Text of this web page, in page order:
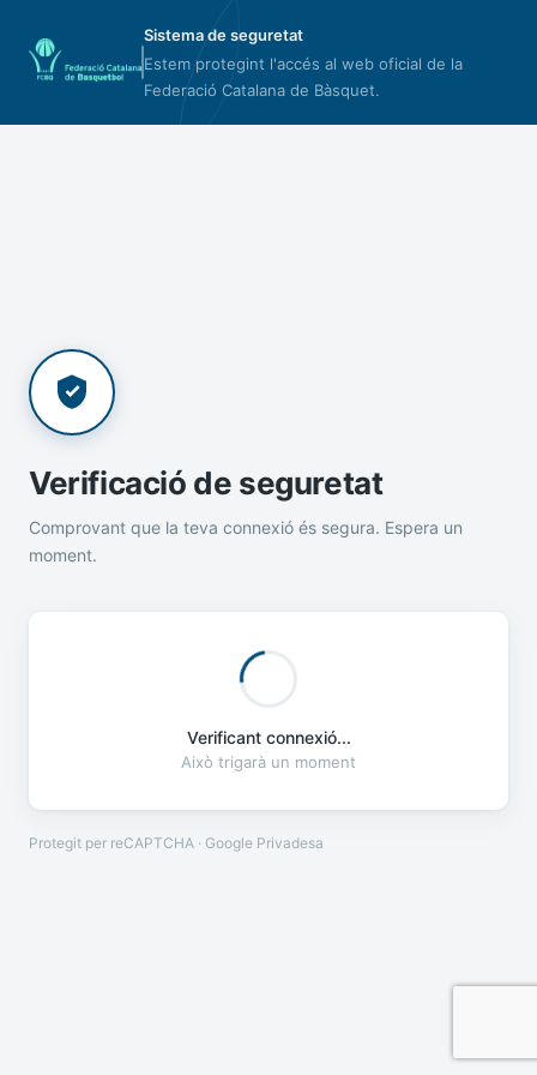
Sistema de seguretat
Estem protegint l'accés al web oficial de la
Federació Catalana de Bàsquet.
Verificació de seguretat
Comprovant que la teva connexió és segura. Espera un
moment.
Verificant connexió...
Això trigarà un moment
Protegit per reCAPTCHA · Google Privadesa